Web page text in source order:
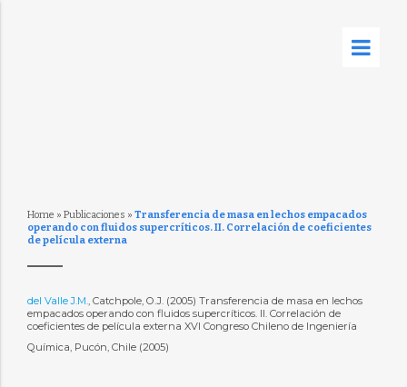
Home » Publicaciones » Transferencia de masa en lechos empacados
operando con fluidos supercríticos. II. Correlación de coeficientes
de película externa
del Valle J.M., Catchpole, O.J. (2005) Transferencia de masa en lechos
empacados operando con fluidos supercríticos. II. Correlación de
coeficientes de película externa XVI Congreso Chileno de Ingeniería
Química, Pucón, Chile (2005)